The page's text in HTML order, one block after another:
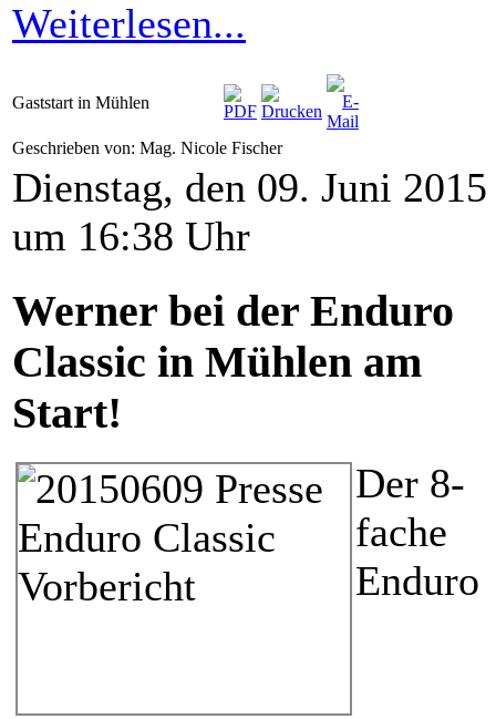
Weiterlesen...
Gaststart in Mühlen
Geschrieben von: Mag. Nicole Fischer
Dienstag, den 09. Juni 2015
um 16:38 Uhr
Werner bei der Enduro
Classic in Mühlen am
Start!
Der 8-
fache
Enduro